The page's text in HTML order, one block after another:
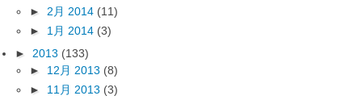
► 2月 2014 (11)
► 1月 2014 (3)
► 2013 (133)
► 12月 2013 (8)
► 11月 2013 (3)